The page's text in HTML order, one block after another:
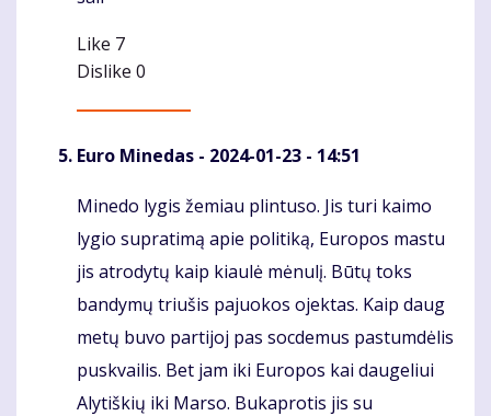
Like 7
Dislike 0
Euro Minedas - 2024-01-23 - 14:51
Komentaras
Minedo lygis žemiau plintuso. Jis turi kaimo
lygio supratimą apie politiką, Europos mastu
jis atrodytų kaip kiaulė mėnulį. Būtų toks
bandymų triušis pajuokos ojektas. Kaip daug
metų buvo partijoj pas socdemus pastumdėlis
puskvailis. Bet jam iki Europos kai daugeliui
Alytiškių iki Marso. Bukaprotis jis su